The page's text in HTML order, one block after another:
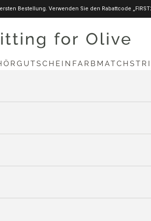
Bestellung. Verwenden Sie den Rabattcode
GUTSCHEIN FARBMATCH